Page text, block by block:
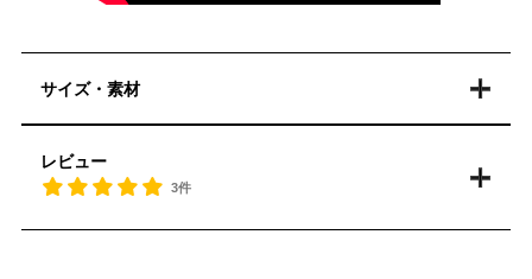
サイズ・素材
レビュー
3件